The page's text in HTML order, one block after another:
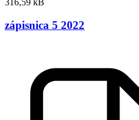
zápisnica 5 2022